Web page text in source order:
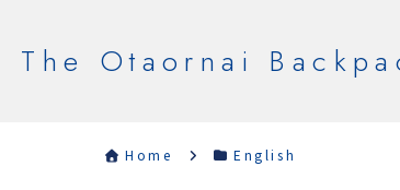
The Otaornai
Home English